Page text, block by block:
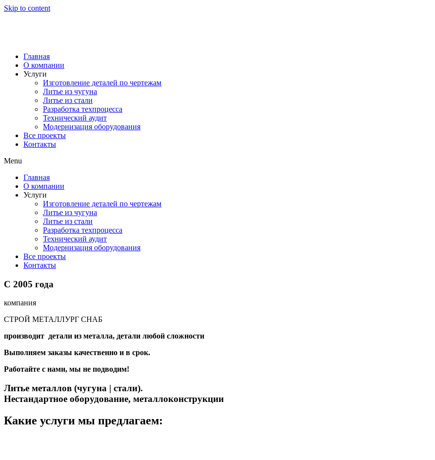
Skip to content
Главная
О компании
Услуги
Изготовление деталей по чертежам
Литье из чугуна
Литье из стали
Разработка техпроцесса
Технический аудит
Модернизация оборудования
Все проекты
Контакты
Menu
Главная
О компании
Услуги
Изготовление деталей по чертежам
Литье из чугуна
Литье из стали
Разработка техпроцесса
Технический аудит
Модернизация оборудования
Все проекты
Контакты
С 2005 года
компания
СТРОЙ МЕТАЛЛУРГ СНАБ
производит детали из металла, детали любой сложности
Выполняем заказы качественно и в срок.
Работайте с нами, мы не подводим!
Литье металлов (чугуна | стали).
Нестандартное оборудование, металлоконструкции
Какие услуги мы предлагаем: